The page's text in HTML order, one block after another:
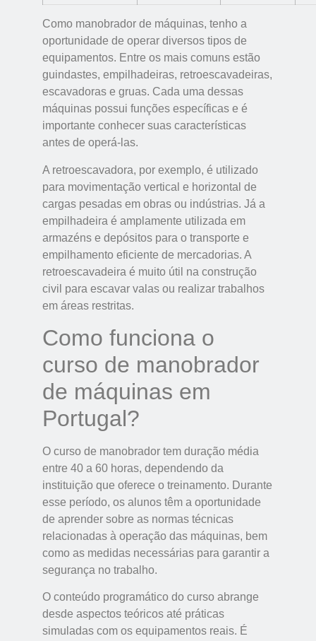
Como manobrador de máquinas, tenho a
oportunidade de operar diversos tipos de
equipamentos. Entre os mais comuns estão
guindastes, empilhadeiras, retroescavadeiras,
escavadoras e gruas. Cada uma dessas
máquinas possui funções específicas e é
importante conhecer suas características
antes de operá-las.
A retroescavadora, por exemplo, é utilizado
para movimentação vertical e horizontal de
cargas pesadas em obras ou indústrias. Já a
empilhadeira é amplamente utilizada em
armazéns e depósitos para o transporte e
empilhamento eficiente de mercadorias. A
retroescavadeira é muito útil na construção
civil para escavar valas ou realizar trabalhos
em áreas restritas.
Como funciona o
curso de manobrador
de máquinas em
Portugal?
O curso de manobrador tem duração média
entre 40 a 60 horas, dependendo da
instituição que oferece o treinamento. Durante
esse período, os alunos têm a oportunidade
de aprender sobre as normas técnicas
relacionadas à operação das máquinas, bem
como as medidas necessárias para garantir a
segurança no trabalho.
O conteúdo programático do curso abrange
desde aspectos teóricos até práticas
simuladas com os equipamentos reais. É